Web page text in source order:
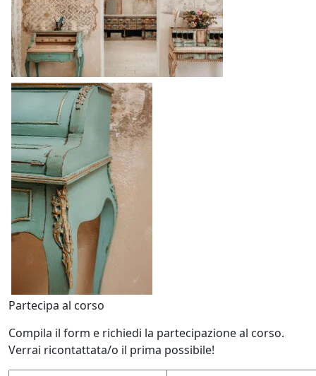
Partecipa al corso
Compila il form e richiedi la partecipazione al corso.
Verrai ricontattata/o il prima possibile!